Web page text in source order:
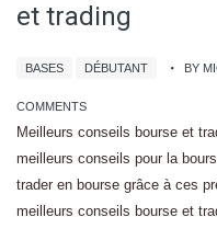
et trading
BASES DÉBUTANT BY
COMMENTS
Meilleurs conseils bourse et
meilleurs conseils pour la
trader en bourse grâce à ces
meilleurs conseils bourse et